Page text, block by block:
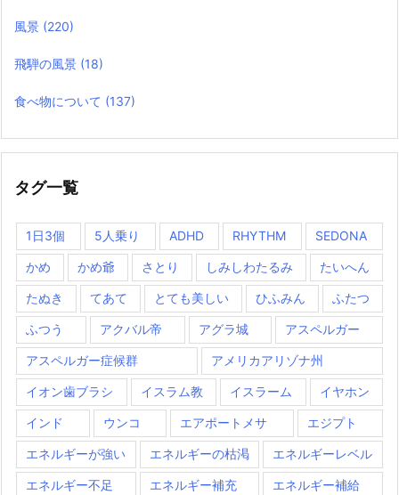
風景 (220)
飛騨の風景 (18)
食べ物について (137)
タグ一覧
1日3個 5人乗り ADHD RHYTHM SEDONA
かめ かめ爺 さとり しみしわたるみ たいへん
たぬき てあて とても美しい ひふみん ふたつ
ふつう アクバル帝 アグラ城 アスペルガー
アスペルガー症候群 アメリカアリゾナ州
イオン歯ブラシ イスラム教 イスラーム イヤホン
インド ウンコ エアポートメサ エジプト
エネルギーが強い エネルギーの枯渇 エネルギーレベル
エネルギー不足 エネルギー補充 エネルギー補給